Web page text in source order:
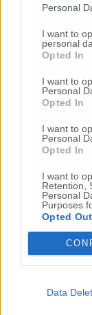
Personal
I want to
personal
Opted In
I want to
Personal
Opted In
I want to
Personal
Opted In
I want to
Retention,
Personal
Purposes
Opted Out
Data
24 Lug-Bimbi
-Luigia
prima la lite,
-
coltellate.
(Foto-Video)
-
gravissimo un
24 Lug-
«Notifica
sono andati lì»
-
inseguimento.
da un treno